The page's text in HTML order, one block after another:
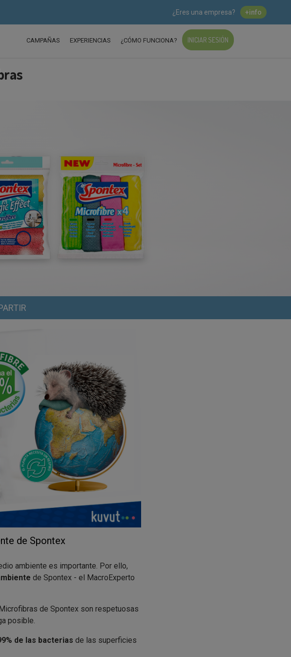
¿Eres una empresa? +info
CAMPAÑAS EXPERIENCIAS ¿CÓMO FUNCIONA? INICIAR SESIÓN
de Spontex
ambiente es importante. Por ello,
de Spontex - el MacroExperto
de Spontex son respetuosas
posible.
de las bacterias de las superficies